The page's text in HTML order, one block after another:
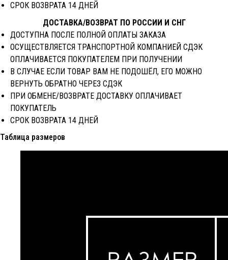
СРОК ВОЗВРАТА 14 ДНЕЙ
ДОСТАВКА/ВОЗВРАТ ПО РОССИИ И СНГ
ДОСТУПНА ПОСЛЕ ПОЛНОЙ ОПЛАТЫ ЗАКАЗА
ОСУЩЕСТВЛЯЕТСЯ ТРАНСПОРТНОЙ КОМПАНИЕЙ СДЭК
ОПЛАЧИВАЕТСЯ ПОКУПАТЕЛЕМ ПРИ ПОЛУЧЕНИИ
В СЛУЧАЕ ЕСЛИ ТОВАР ВАМ НЕ ПОДОШЁЛ, ЕГО МОЖНО
ВЕРНУТЬ ОБРАТНО ЧЕРЕЗ CДЭК
ПРИ ОБМЕНЕ/ВОЗВРАТЕ ДОСТАВКУ ОПЛАЧИВАЕТ
ПОКУПАТЕЛЬ
СРОК ВОЗВРАТА 14 ДНЕЙ
Таблица размеров